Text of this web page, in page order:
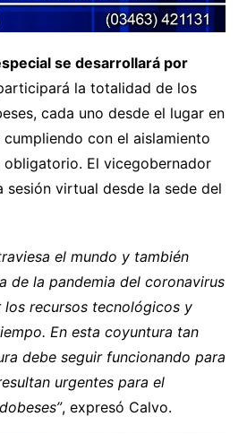
se desarrollará por
la totalidad de los
cada uno desde el lugar en
con el aislamiento
El vicegobernador
sesión virtual desde la sede del
el mundo y también
de la pandemia del coronavirus
recursos tecnológicos y
En esta coyuntura tan
debe seguir funcionando para
urgentes para el
, expresó Calvo.